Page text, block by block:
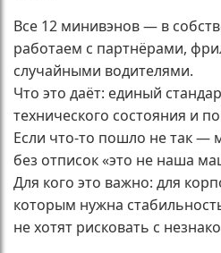
Все 12 минивэнов — в
работаем с партнёрами,
случайными водителями.
Что это даёт: единый
технического состояния и
Если что-то пошло не так —
без отписок «это не наша
Для кого это важно: для
которым нужна
не хотят рисковать с